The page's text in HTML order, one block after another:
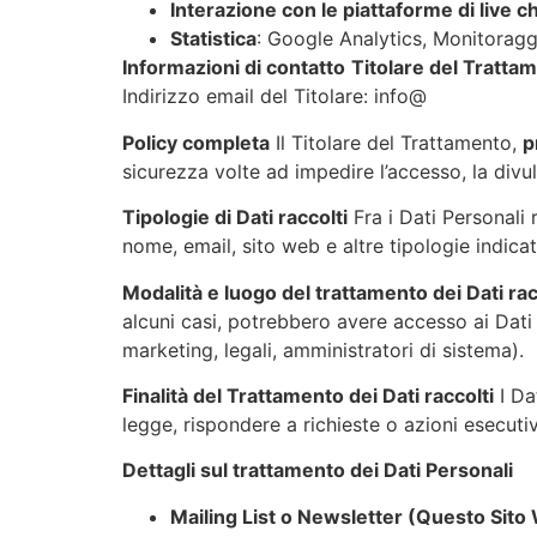
Interazione con le piattaforme di live
Statistica: Google Analytics,
Informazioni di contatto Titolare del
Indirizzo email del Titolare: info@
Policy completa Il Titolare del Trattamento,
sicurezza volte ad impedire l’accesso, la
Tipologie di Dati raccolti Fra i Dati
nome, email, sito web e altre tipologie
Modalità e luogo del trattamento dei Dati
alcuni casi, potrebbero avere accesso ai
marketing, legali, amministratori di sistema).
Finalità del Trattamento dei Dati raccolti I
legge, rispondere a richieste o azioni
Dettagli sul trattamento dei Dati Personali
Mailing List o Newsletter (Questo Sito